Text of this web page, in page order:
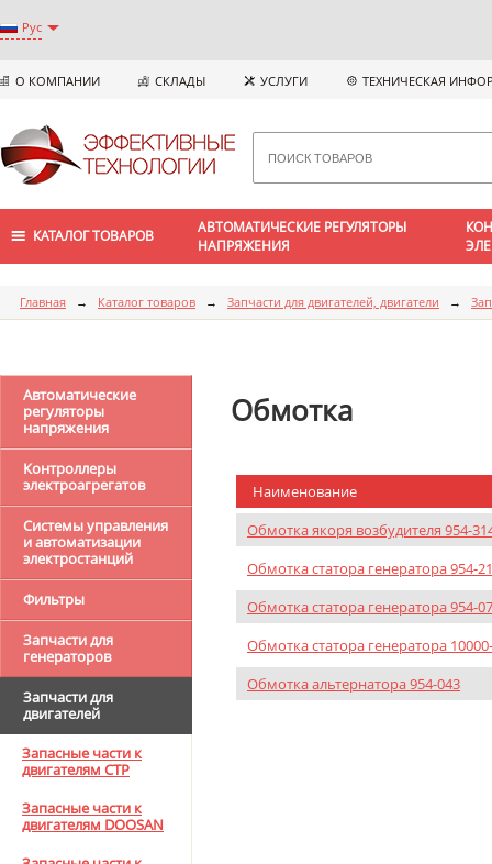
Рус
О КОМПАНИИ СКЛАДЫ УСЛУГИ ТЕХНИЧЕСКАЯ
КАТАЛОГ ТОВАРОВ
АВТОМАТИЧЕСКИЕ РЕГУЛЯТОРЫ
НАПРЯЖЕНИЯ
Главная → Каталог товаров → Запчасти для двигателей, двигатели →
Автоматические
регуляторы
напряжения
Контроллеры
электроагрегатов
Системы управления
и автоматизации
электростанций
Фильтры
Запчасти для
генераторов
Запчасти для
двигателей
Запасные части к
двигателям CTP
Запасные части к
двигателям DOOSAN
Обмотка
Наименование
Обмотка якоря возбудителя 954-
Обмотка статора генератора 954-
Обмотка статора генератора 954-
Обмотка статора генератора
Обмотка альтернатора 954-043